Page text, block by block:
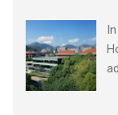
對文章更新和刪
及版權問題，請
出適當安排，不
紙，就必須離開
然路短，但十分
主意誕生了。當
月只需付給他一
門底下。大多